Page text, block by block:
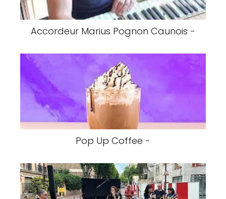
Accordeur Marius Pognon Caunois -
Pop Up Coffee -